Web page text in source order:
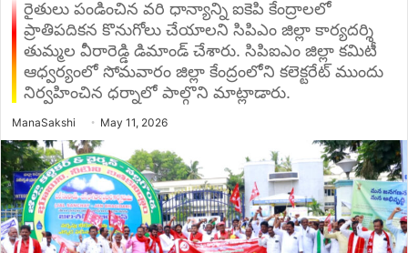
రైతులు పండించిన వరి ధాన్యాన్ని ఐకెపి కేంద్రాలలో
ప్రాతిపదికన కొనుగోలు చేయాలని సిపిఎం జిల్లా కార్యదర్శి
తుమ్మల వీరారెడ్డి డిమాండ్ చేశారు. సిపిఐఎం జిల్లా కమిటీ
ఆధ్వర్యంలో సోమవారం జిల్లా కేంద్రంలోని కలెక్టరేట్ ముందు
నిర్వహించిన ధర్నాలో పాల్గొని మాట్లాడారు.
ManaSakshi Send
email
May 11, 2026